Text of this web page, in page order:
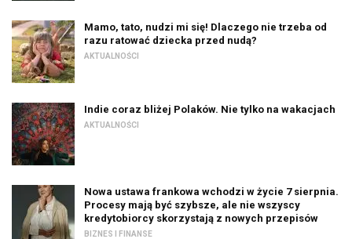
Mamo, tato, nudzi mi się! Dlaczego nie trzeba od
razu ratować dziecka przed nudą?
AKTUALNOŚCI
Indie coraz bliżej Polaków. Nie tylko na wakacjach
AKTUALNOŚCI
Nowa ustawa frankowa wchodzi w życie 7 sierpnia.
Procesy mają być szybsze, ale nie wszyscy
kredytobiorcy skorzystają z nowych przepisów
BIZNES I FINANSE